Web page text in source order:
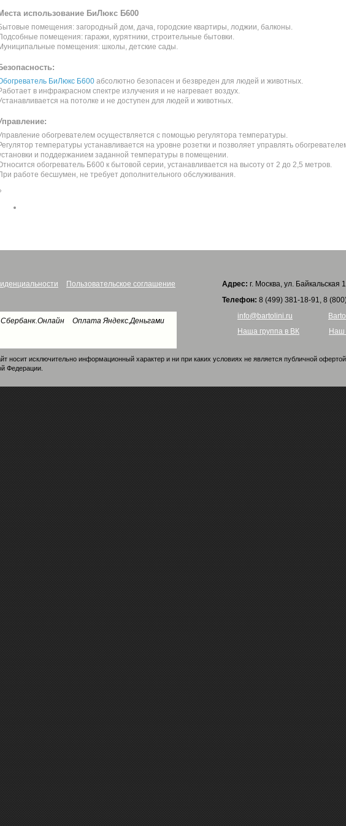
использование БиЛюкс Б600
помещения: загородный дом, дача, городские квартиры, лоджии, балконы.
помещения: гаражи, курятники, строительные бытовки.
помещения: школы, детские сады.
БиЛюкс Б600 абсолютно безопасен и безвреден для людей и животных.
в инфракрасном спектре излучения и не нагревает воздух.
на потолке и не доступен для людей и животных.
обогревателем осуществляется с помощью регулятора температуры.
температуры устанавливается на уровне розетки и позволяет управлять
и поддержанием заданной температуры в помещении.
обогреватель Б600 к бытовой серии, устанавливается на высоту от 2 до 2,5 метров.
работе бесшумен, не требует дополнительного обслуживания.
Пользовательское соглашение
Оплата Яндекс.Деньгами
Адрес: г. Москва, ул. Байкальская 1
Телефон: 8 (499) 381-18-91, 8
info@bartolini.ru
Наша группа в ВК
Наш
исключительно информационный характер и ни при каких условиях не является публичной
Федерации.